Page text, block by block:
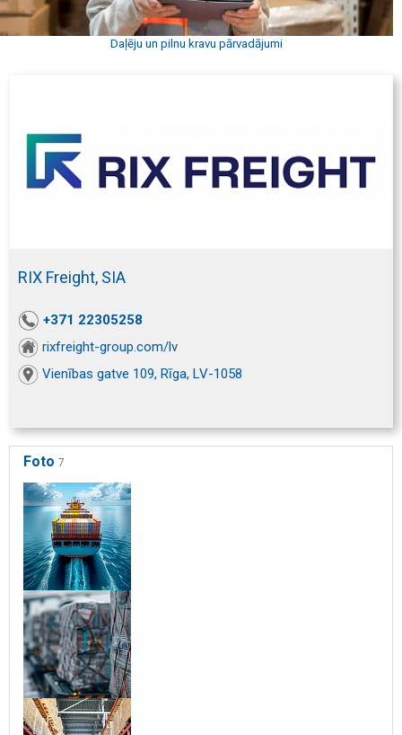
Daļēju un pilnu kravu pārvadājumi
RIX Freight, SIA
+371 22305258
rixfreight-group.com/lv
Vienības gatve 109, Rīga, LV-1058
Foto 7